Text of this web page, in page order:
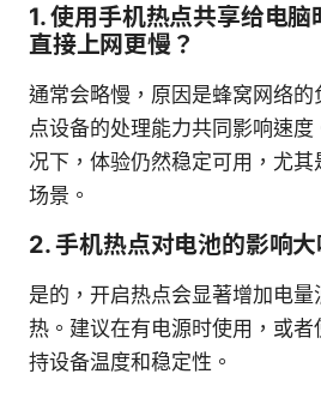
1. 使用手机热点共享给电
直接上网更慢？
通常会略慢，原因是蜂窝网络
点设备的处理能力共同影响速
况下，体验仍然稳定可用，尤
场景。
2. 手机热点对电池的影响大
是的，开启热点会显著增加电
热。建议在有电源时使用，或
持设备温度和稳定性。